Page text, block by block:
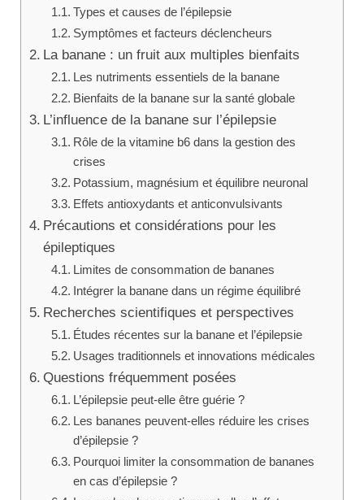
Types et causes de l’épilepsie
Symptômes et facteurs déclencheurs
La banane : un fruit aux multiples bienfaits
Les nutriments essentiels de la banane
Bienfaits de la banane sur la santé globale
L’influence de la banane sur l’épilepsie
Rôle de la vitamine b6 dans la gestion des
crises
Potassium, magnésium et équilibre neuronal
Effets antioxydants et anticonvulsivants
Précautions et considérations pour les
épileptiques
Limites de consommation de bananes
Intégrer la banane dans un régime équilibré
Recherches scientifiques et perspectives
Études récentes sur la banane et l’épilepsie
Usages traditionnels et innovations médicales
Questions fréquemment posées
L’épilepsie peut-elle être guérie ?
Les bananes peuvent-elles réduire les crises
d’épilepsie ?
Pourquoi limiter la consommation de bananes
en cas d’épilepsie ?